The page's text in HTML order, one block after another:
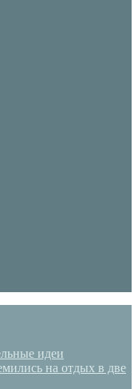
идеи
на отдых в две